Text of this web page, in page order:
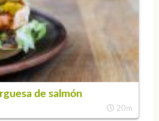
de salmón
20m